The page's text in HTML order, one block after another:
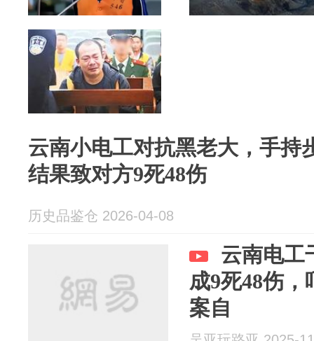
云南小电工对抗黑老大，手持
结果致对方9死48伤
历史品鉴仓 2026-04-08
云南电工
成9死48伤
案自